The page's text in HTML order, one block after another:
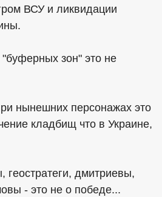
ВСУ и ликвидации
"буферных зон" это не
нынешних персонажах это
кладбищ что в Украине,
геостратеги, дмитриевы,
- это не о победе...